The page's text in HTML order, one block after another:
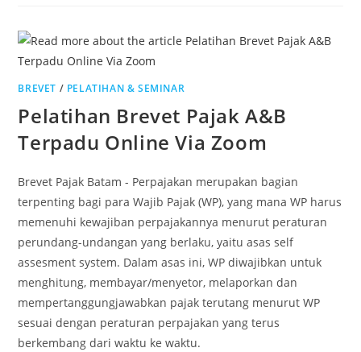
BREVET / PELATIHAN & SEMINAR
Pelatihan Brevet Pajak A&B
Terpadu Online Via Zoom
Brevet Pajak Batam - Perpajakan merupakan bagian
terpenting bagi para Wajib Pajak (WP), yang mana WP harus
memenuhi kewajiban perpajakannya menurut peraturan
perundang-undangan yang berlaku, yaitu asas self
assesment system. Dalam asas ini, WP diwajibkan untuk
menghitung, membayar/menyetor, melaporkan dan
mempertanggungjawabkan pajak terutang menurut WP
sesuai dengan peraturan perpajakan yang terus
berkembang dari waktu ke waktu.